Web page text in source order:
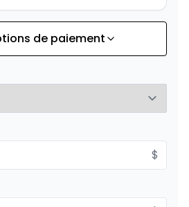
mois
8.99%
À partir de :
mois
8.99%
À partir de :
de paiement
$